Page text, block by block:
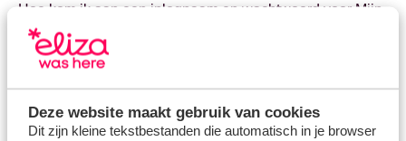
Deze website maakt gebruik van cookies
Dit zijn kleine tekstbestanden die automatisch in je browser
Hoe kom ik aan een inlognaam en wachtwoord voor Mijn
Eliza?
Modified on Wed, 13 Sep, 2023 at 1:31 PM
Ik ben mijn wachtwoord voor Mijn Eliza vergeten, wat nu?
Modified on Wed, 13 Sep, 2023 at 1:31 PM